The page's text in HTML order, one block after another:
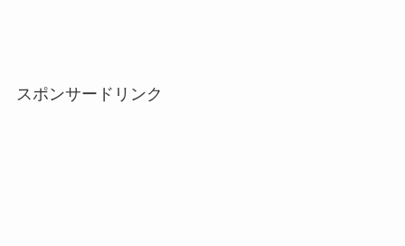
スポンサードリンク